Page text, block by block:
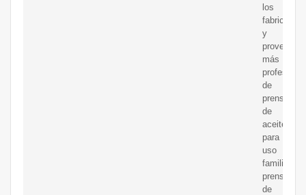
los
fabricantes
y
más
de
prensas
de
aceite
para
uso
familiar,
prensas
de